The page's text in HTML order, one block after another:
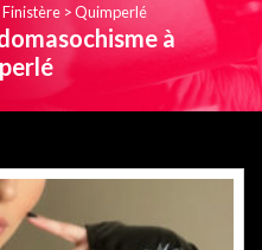
Finistère >Quimperlé
à